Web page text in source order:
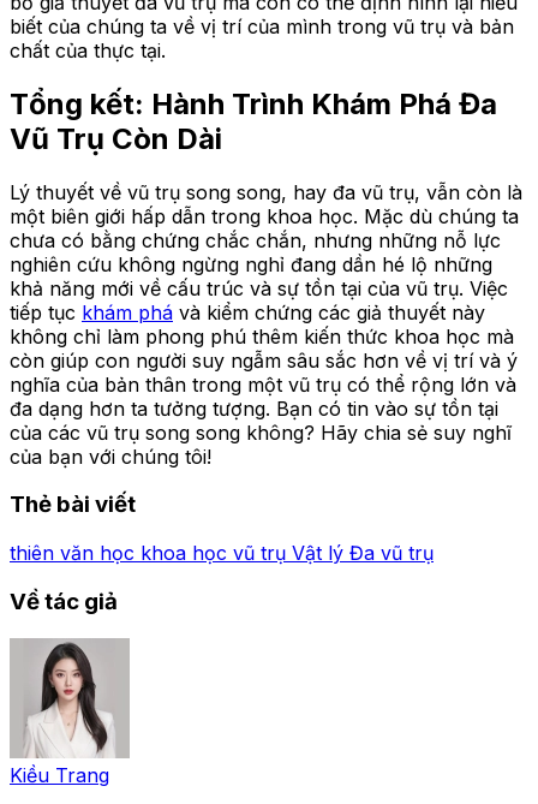
biết của chúng ta về vị trí của mình trong vũ trụ và bản
chất của thực tại.
Tổng kết: Hành Trình Khám Phá Đa
Vũ Trụ Còn Dài
Lý thuyết về vũ trụ song song, hay đa vũ trụ, vẫn còn là
một biên giới hấp dẫn trong khoa học. Mặc dù chúng ta
chưa có bằng chứng chắc chắn, nhưng những nỗ lực
nghiên cứu không ngừng nghỉ đang dần hé lộ những
khả năng mới về cấu trúc và sự tồn tại của vũ trụ. Việc
tiếp tục khám phá và kiểm chứng các giả thuyết này
không chỉ làm phong phú thêm kiến thức khoa học mà
còn giúp con người suy ngẫm sâu sắc hơn về vị trí và ý
nghĩa của bản thân trong một vũ trụ có thể rộng lớn và
đa dạng hơn ta tưởng tượng. Bạn có tin vào sự tồn tại
của các vũ trụ song song không? Hãy chia sẻ suy nghĩ
của bạn với chúng tôi!
Thẻ bài viết
thiên văn học khoa học vũ trụ Vật lý Đa vũ trụ
Về tác giả
Kiều Trang